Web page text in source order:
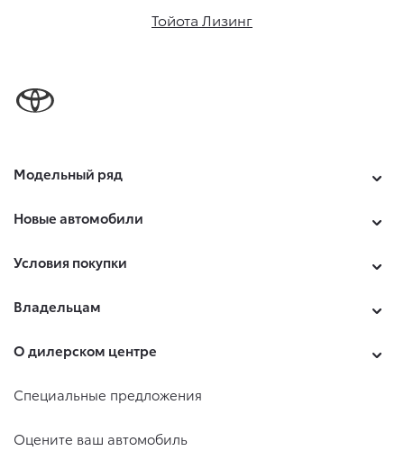
Тойота Лизинг
Модельный ряд
Новые автомобили
Условия покупки
Владельцам
О дилерском центре
Специальные предложения
Оцените ваш автомобиль